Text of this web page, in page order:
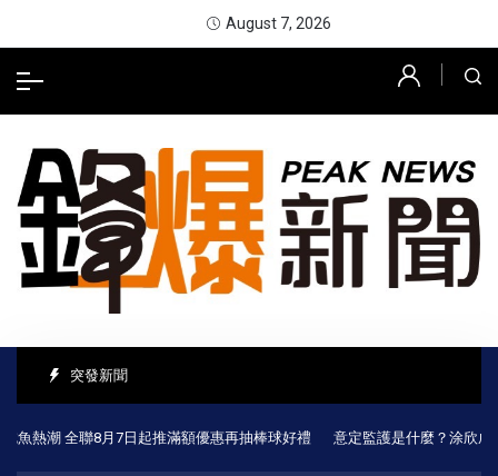
August 7, 2026
突發新聞
潮 全聯8月7日起推滿額優惠再抽棒球好禮 意定監護是什麼？涂欣成律